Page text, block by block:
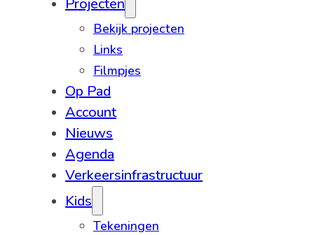
Projecten
Bekijk projecten
Links
Filmpjes
Op Pad
Account
Nieuws
Agenda
Verkeersinfrastructuur
Kids
Tekeningen